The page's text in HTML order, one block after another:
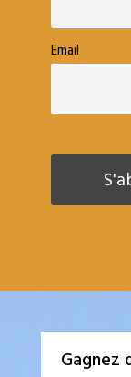
Email
Gagnez